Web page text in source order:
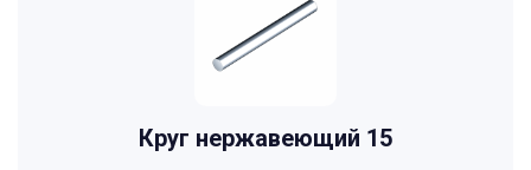
Круг нержавеющий 15